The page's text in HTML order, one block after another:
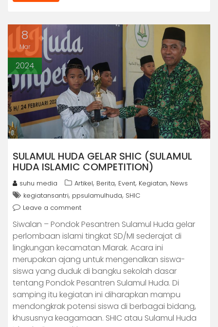
8
Mar
2024
SULAMUL HUDA GELAR SHIC (SULAMUL
HUDA ISLAMIC COMPETITION)
suhu media Artikel, Berita, Event, Kegiatan, News
kegiatansantri, ppsulamulhuda, SHIC
Leave a comment
Siwalan – Pondok Pesantren Sulamul Huda gelar
perlombaan islami tingkat SD/MI sederajat di
lingkungan kecamatan Mlarak. Acara ini
merupakan ajang untuk mengenalkan siswa-
siswa yang duduk di bangku sekolah dasar
tentang Pondok Pesantren Sulamul Huda. Di
samping itu kegiatan ini diharapkan mampu
mendongkrak potensi siswa di berbagai bidang,
khususnya keagamaan. SHIC atau Sulamul Huda